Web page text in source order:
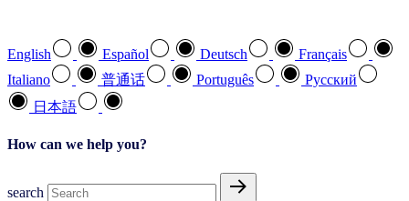
English Español Deutsch
Français
Italiano
普通话 Português
Pусский
日本語
How can we help you?
search